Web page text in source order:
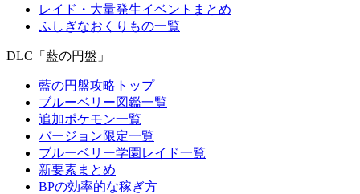
レイド・大量発生イベントまとめ
ふしぎなおくりもの一覧
DLC「藍の円盤」
藍の円盤攻略トップ
ブルーベリー図鑑一覧
追加ポケモン一覧
バージョン限定一覧
ブルーベリー学園レイド一覧
新要素まとめ
BPの効率的な稼ぎ方